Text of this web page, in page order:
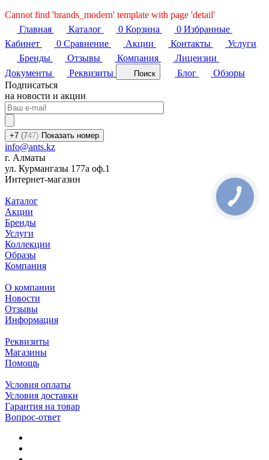
Cannot find 'brands_modern' template with page 'detail'
Главная
Каталог 0 Корзина 0 Избранные
Кабинет
0 Сравнение Акции Контакты
Услуги
Бренды
Отзывы Компания
Лицензии
Документы
Реквизиты Поиск Блог
Обзоры
Подписаться
на новости и акции
+7 (747) Показать номер
info@ants.kz
г. Алматы
ул. Курмангазы 177а оф.1
Интернет-магазин
Каталог
Акции
Бренды
Услуги
Коллекции
Образы
Компания
О компании
Новости
Отзывы
Информация
Реквизиты
Магазины
Помощь
Условия оплаты
Условия доставки
Гарантия на товар
Вопрос-ответ